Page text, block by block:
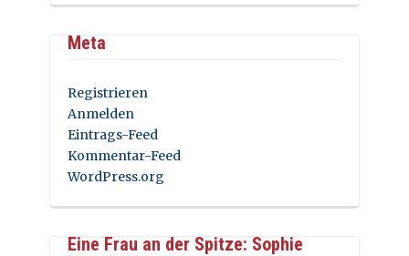
Meta
Registrieren
Anmelden
Eintrags-Feed
Kommentar-Feed
WordPress.org
Eine Frau an der Spitze: Sophie